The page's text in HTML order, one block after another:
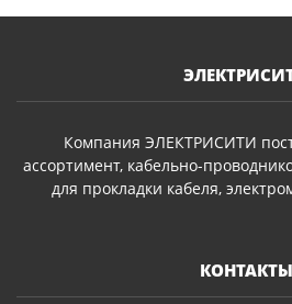
Компания ЭЛЕКТРИСИТИ
ассортимент, кабельно-
для прокладки кабеля,
КОНТАКТЫ